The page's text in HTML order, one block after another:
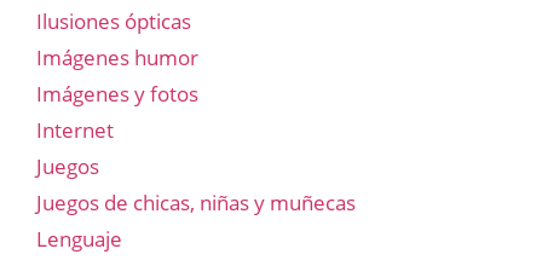
Ilusiones ópticas
Imágenes humor
Imágenes y fotos
Internet
Juegos
Juegos de chicas, niñas y muñecas
Lenguaje